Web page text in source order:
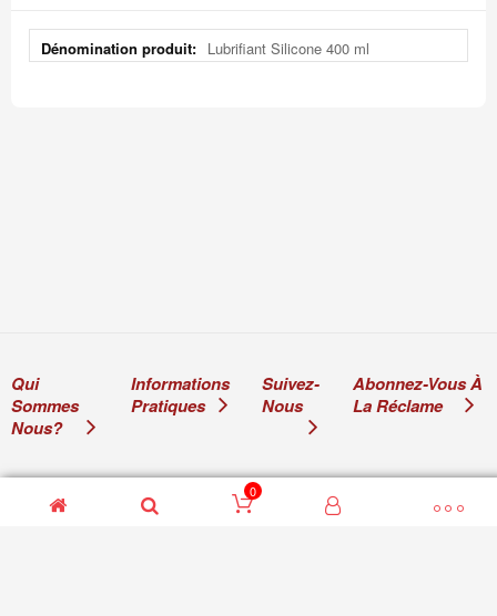
Plus
d'infos
Lubrifiant Silicone 400 ml
Qui
Sommes
Nous?
Informations
Pratiques
Suivez-
Nous
Abonnez-Vous À
La Réclame
0